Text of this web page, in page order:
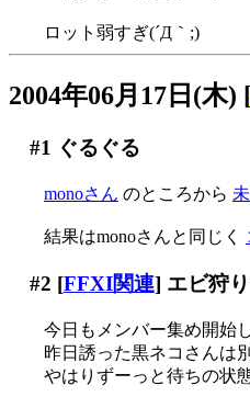
ロット弱すぎ(´Д｀;)
2004年06月17日(木) [
#1 ぐるぐる
monoさん のところから
結果はmonoさんと同じく
#2 [FFXI関連] エビ狩
今日もメンバー集め開始
昨日誘った黒ネコさんは
やはりずーっと待ちの状